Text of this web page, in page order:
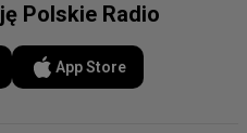
Polskie Radio
App Store